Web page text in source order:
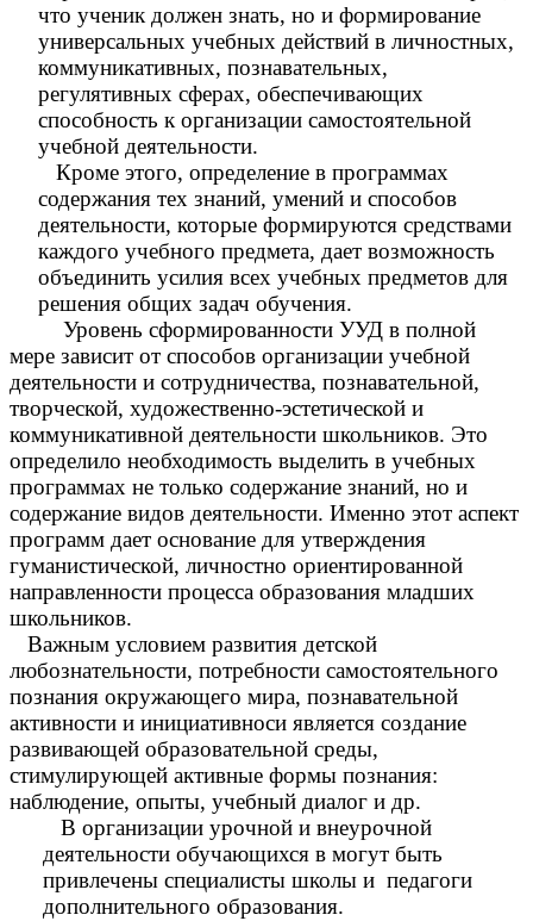
что ученик должен знать, но и формирование
универсальных учебных действий в личностных,
коммуникативных, познавательных,
регулятивных сферах, обеспечивающих
способность к организации самостоятельной
учебной деятельности.
Кроме этого, определение в программах
содержания тех знаний, умений и способов
деятельности, которые формируются средствами
каждого учебного предмета, дает возможность
объединить усилия всех учебных предметов для
решения общих задач обучения.
Уровень сформированности УУД в полной
мере зависит от способов организации учебной
деятельности и сотрудничества, познавательной,
творческой, художественно-эстетической и
коммуникативной деятельности школьников. Это
определило необходимость выделить в учебных
программах не только содержание знаний, но и
содержание видов деятельности. Именно этот аспект
программ дает основание для утверждения
гуманистической, личностно ориентированной
направленности процесса образования младших
школьников.
Важным условием развития детской
любознательности, потребности самостоятельного
познания окружающего мира, познавательной
активности и инициативноси является создание
развивающей образовательной среды,
стимулирующей активные формы познания:
наблюдение, опыты, учебный диалог и др.
В организации урочной и внеурочной
деятельности обучающихся в могут быть
привлечены специалисты школы и педагоги
дополнительного образования.